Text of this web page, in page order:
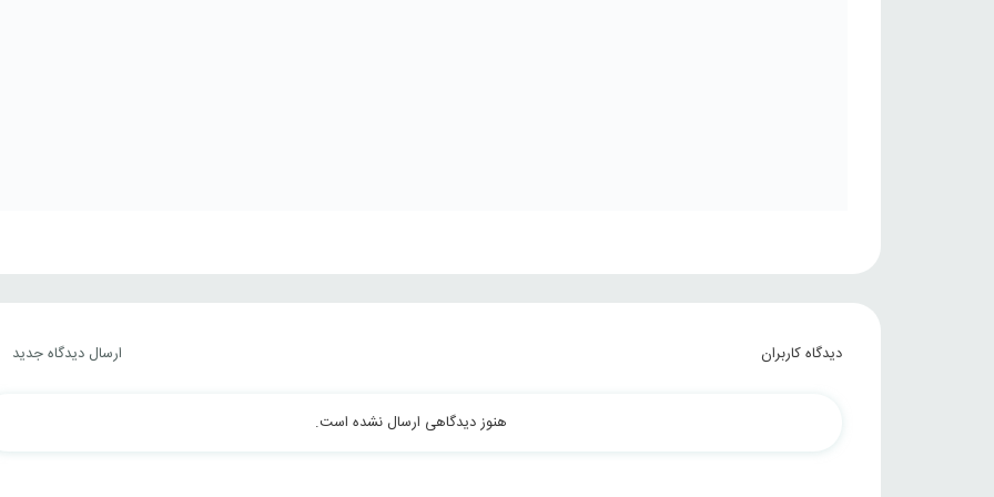
دیدگاه کاربران ارسال دیدگاه جدید
هنوز دیدگاهی ارسال نشده است.